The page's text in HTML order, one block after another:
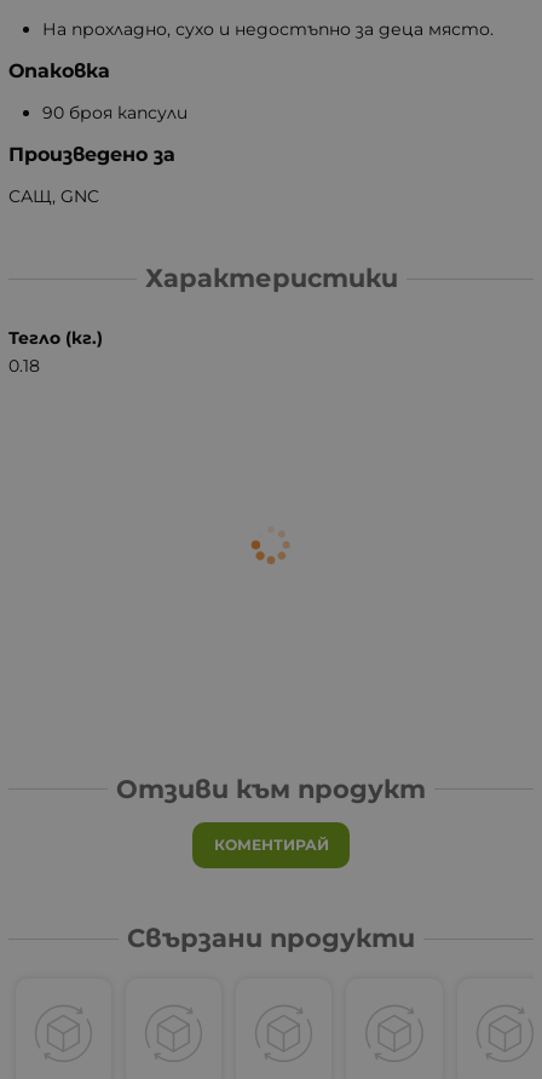
На прохладно, сухо и недостъпно за деца място.
Опаковка
90 броя капсули
Произведено за
САЩ, GNC
Характеристики
Тегло (кг.)
0.18
Отзиви към продукт
КОМЕНТИРАЙ
Свързани продукти